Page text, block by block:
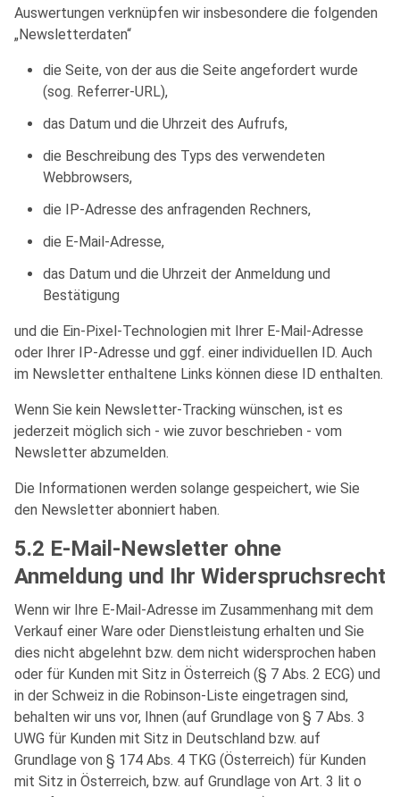
Auswertungen verknüpfen wir insbesondere die folgenden
„Newsletterdaten“
die Seite, von der aus die Seite angefordert wurde
(sog. Referrer-URL),
das Datum und die Uhrzeit des Aufrufs,
die Beschreibung des Typs des verwendeten
Webbrowsers,
die IP-Adresse des anfragenden Rechners,
die E-Mail-Adresse,
das Datum und die Uhrzeit der Anmeldung und
Bestätigung
und die Ein-Pixel-Technologien mit Ihrer E-Mail-Adresse
oder Ihrer IP-Adresse und ggf. einer individuellen ID. Auch
im Newsletter enthaltene Links können diese ID enthalten.
Wenn Sie kein Newsletter-Tracking wünschen, ist es
jederzeit möglich sich - wie zuvor beschrieben - vom
Newsletter abzumelden.
Die Informationen werden solange gespeichert, wie Sie
den Newsletter abonniert haben.
5.2 E-Mail-Newsletter ohne
Anmeldung und Ihr Widerspruchsrecht
Wenn wir Ihre E-Mail-Adresse im Zusammenhang mit dem
Verkauf einer Ware oder Dienstleistung erhalten und Sie
dies nicht abgelehnt bzw. dem nicht widersprochen haben
oder für Kunden mit Sitz in Österreich (§ 7 Abs. 2 ECG) und
in der Schweiz in die Robinson-Liste eingetragen sind,
behalten wir uns vor, Ihnen (auf Grundlage von § 7 Abs. 3
UWG für Kunden mit Sitz in Deutschland bzw. auf
Grundlage von § 174 Abs. 4 TKG (Österreich) für Kunden
mit Sitz in Österreich, bzw. auf Grundlage von Art. 3 lit o